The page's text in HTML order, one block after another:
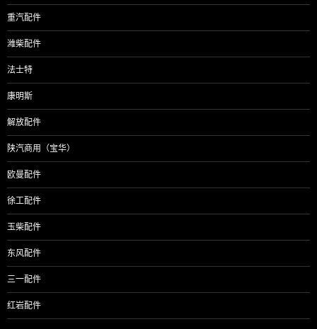
重汽配件
潍柴配件
法士特
康明斯
解放配件
陕汽商用（宝华）
欧曼配件
徐工配件
玉柴配件
东风配件
三一配件
红岩配件